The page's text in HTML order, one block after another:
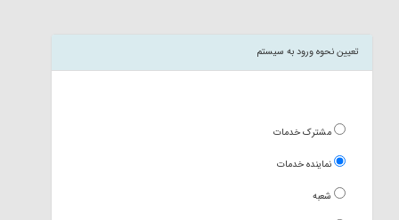
تعیین نحوه ورود به سیستم
مشترک خدمات
نماینده خدمات
شعبه